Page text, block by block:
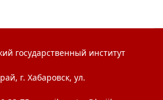
государственный институт
г. Хабаровск, ул.